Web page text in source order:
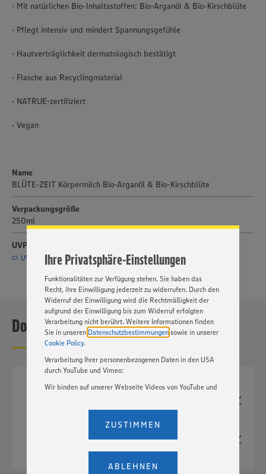
Ihre Privatsphäre-Einstellungen
ein bestmögliches Nutzungserlebnis unserer Website zu
Website zu personalisieren und Ihnen möglichst relevante
Inhalte anzubieten. Ihre Einwilligung in die Nutzung von
Cookies und anderer Technologien ist freiwillig und kann
„EINSTELLUNGEN ÄNDERN”. Bitte beachten Sie, dass auf
Basis Ihrer Einstellungen ggf. nicht mehr alle
Funktionalitäten zur Verfügung stehen. Sie haben das
Recht, ihre Einwilligung jederzeit zu widerrufen. Durch den
Widerruf der Einwilligung wird die Rechtmäßigkeit der
aufgrund der Einwilligung bis zum Widerruf erfolgten
Verarbeitung nicht berührt. Weitere Informationen finden
Sie in unseren Datenschutzbestimmungen sowie in unserer
Cookie Policy.
Verarbeitung Ihrer personenbezogenen Daten in den USA
durch YouTube und Vimeo:
Wir binden auf unserer Webseite Videos von YouTube und
Einstellungen bezüglich YouTube und Vimeo zu ändern,
ein, dass Ihre Daten (IP-Adresse, Zeitstempel, ggf.
Nutzerverhalten auf unserer Webseite) an die Anbieter der
Dienste YouTube und Vimeo in den USA übermittelt und
dort verarbeitet werden. Der EuGH sieht die USA als Land
mit einem nach europäischen Standards nicht
ABLEHNEN
ZUSTIMMEN
· Mit natürlichen Bio-Inhaltsstoffen: Bio-Arganöl & Bio-Kirschblüte
· Pflegt intensiv und mindert Spannungsgefühle
· Hautverträglichkeit dermatologisch bestätigt
· Flasche aus Recyclingmaterial
· NATRUE-zertifiziert
· Vegan
Name
BLÜTE-ZEIT Körpermilch Bio-Arganöl & Bio-Kirschblüte
Verpackungsgröße
250ml
UVP
UVP per E-Mail anfragen (Service nur für Journalisten)
Downloads
TIF
PNG